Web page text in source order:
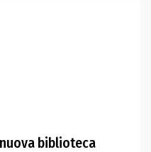
biblioteca